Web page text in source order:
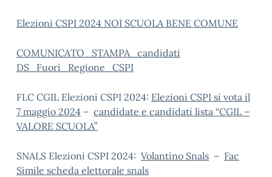
Elezioni CSPI 2024 NOI SCUOLA BENE COMUNE
COMUNICATO_STAMPA_candidati
DS_Fuori_Regione_CSPI
FLC CGIL Elezioni CSPI 2024: Elezioni CSPI si vota il
7 maggio 2024 – candidate e candidati lista “CGIL –
VALORE SCUOLA”
SNALS Elezioni CSPI 2024: Volantino Snals – Fac
Simile scheda elettorale snals